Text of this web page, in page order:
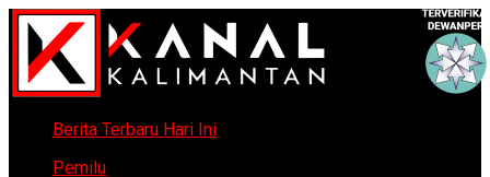
Berita Terbaru Hari Ini
Pemilu